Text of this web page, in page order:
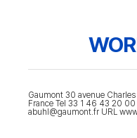
Gaumont 30 avenue
France Tel 33 1 46 43 20
abuhl@gaumont.fr URL